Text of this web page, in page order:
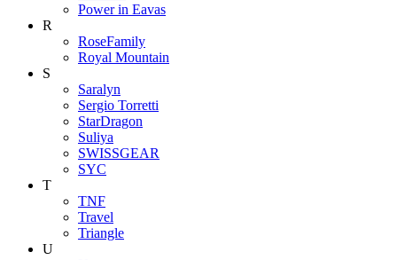
Power in Eavas
R
RoseFamily
Royal Mountain
S
Saralyn
Sergio Torretti
StarDragon
Suliya
SWISSGEAR
SYC
T
TNF
Travel
Triangle
U